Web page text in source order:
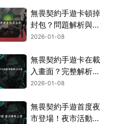
無畏契約手遊卡頓掉
封包？問題解析與實
用解決方案！
2026-01-08
無畏契約手遊卡在載
入畫面？完整解析原
因與實用解決方案！
2026-01-08
無畏契約手遊首度夜
市登場！夜市活動與